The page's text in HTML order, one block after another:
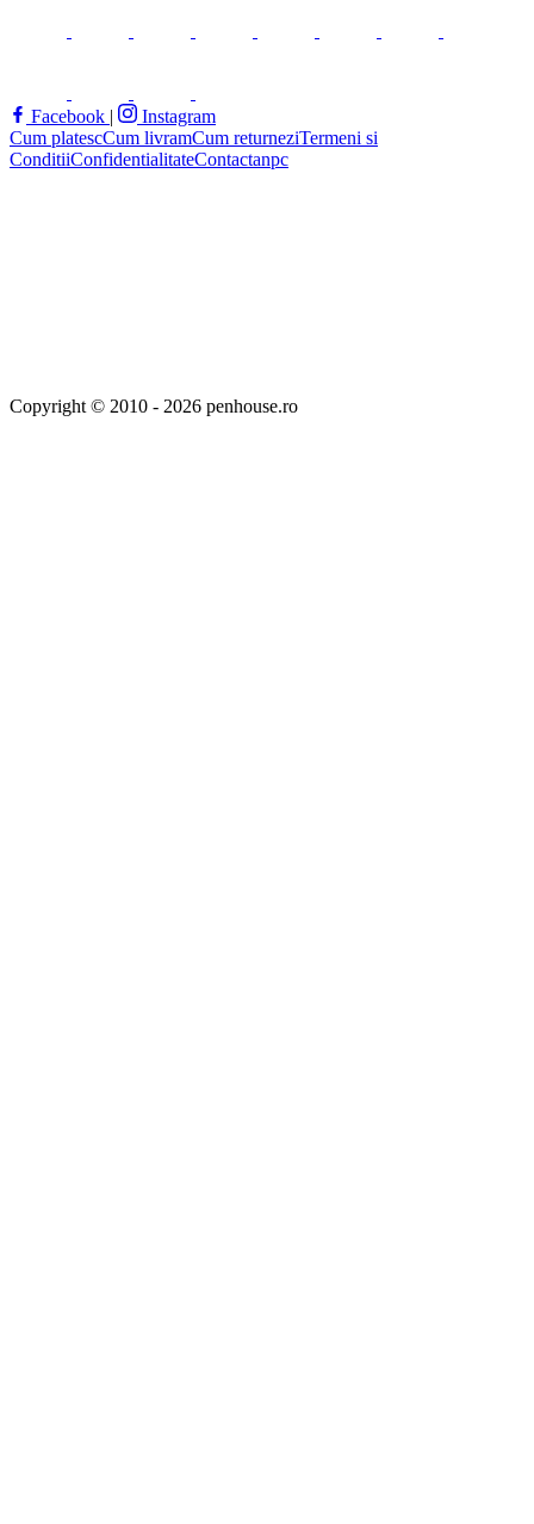
Facebook |
Instagram
Cum platescCum livramCum returneziTermeni si
ConditiiConfidentialitateContactanpc
Copyright © 2010 - 2026 penhouse.ro